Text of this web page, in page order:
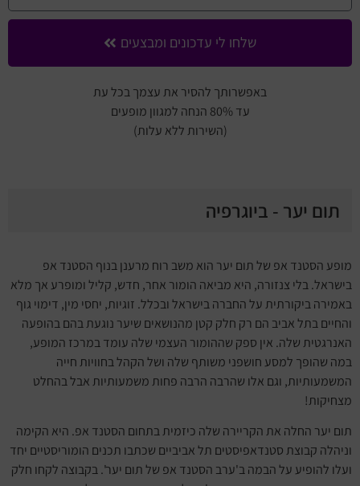
שלחו לי עדכונים ומבצעים
באפשרותך להסיר את עצמך בכל עת
עד 80% הנחה למגוון מופעים
(השירות ללא עלות)
תום יער - ביוגרפיה
מופע הסטנד אפ של תום יער הוא משב רוח מרענן בנוף הסטנד אפ
בישראל. בלי צנזורה, היא מביאה הומור אחר, חדש, קליל ומופרע אך מלא
באמירה ביקורתית על החברה בישראל ובכלל. זוגיות, יחסי מין, דימוי גוף
והחיים בתל אביב הם רק חלק קטן מהנושאים שיער נוגעת בהם בהופעה
האנרגטית שלה. אין ספק שההומור העצמי שלה עומד במרכז המופע,
במה שהופך למסע חושפני משותף שלה ושל הקהל בחוויות חייה
המשמעותיות, וגם אלו שהרבה הרבה פחות משמעותיות אבל בהחלט
מצחיקות!
תום יער החלה את הקריירה שלה כיזמית בתחום הסטנד אפ. היא הקימה
וניהלה קבוצת סטנדאפיסטים תל אביביים שכתבו תכנים הומוריסטיים יחד
ועלו להופיע על הבמה ב'ערב הסטנד אפ של תום יער'. בקבוצה לקחו חלק